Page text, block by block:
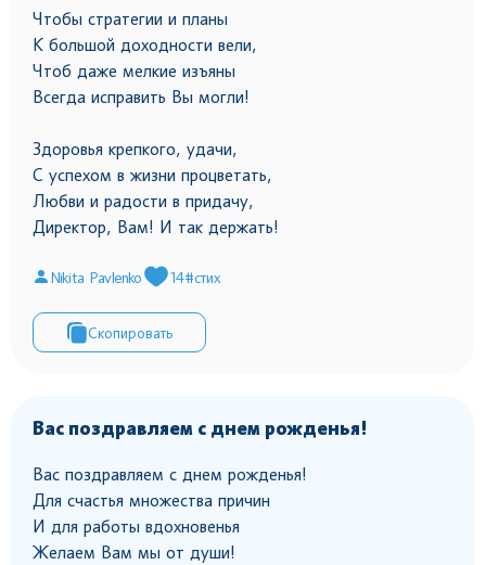
Чтобы стратегии и планы
К большой доходности вели,
Чтоб даже мелкие изъяны
Всегда исправить Вы могли!
Здоровья крепкого, удачи,
С успехом в жизни процветать,
Любви и радости в придачу,
Директор, Вам! И так держать!
Nikita Pavlenko 14#стих
Скопировать
Вас поздравляем с днем рожденья!
Вас поздравляем с днем рожденья!
Для счастья множества причин
И для работы вдохновенья
Желаем Вам мы от души!